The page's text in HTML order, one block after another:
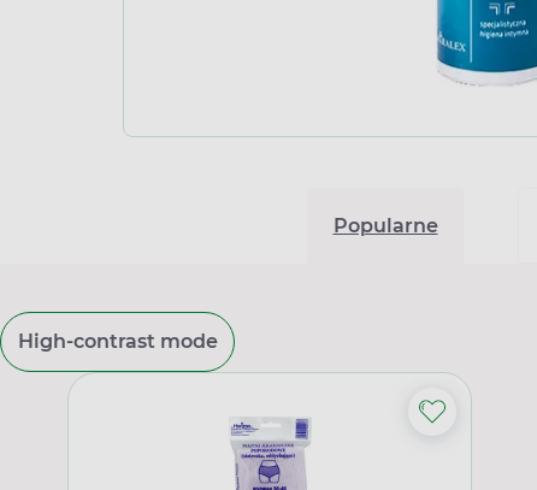
Popularne
High-contrast mode